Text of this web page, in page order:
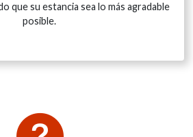
que su estancia sea lo más agradable
posible.